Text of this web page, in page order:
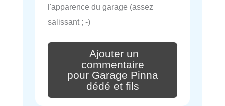
l'apparence du garage (assez
salissant ; -)
Ajouter un
commentaire
pour Garage Pinna
dédé et fils